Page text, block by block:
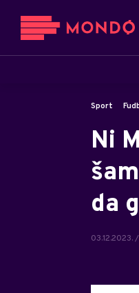
Sport
Ni
da
03.12.2023.